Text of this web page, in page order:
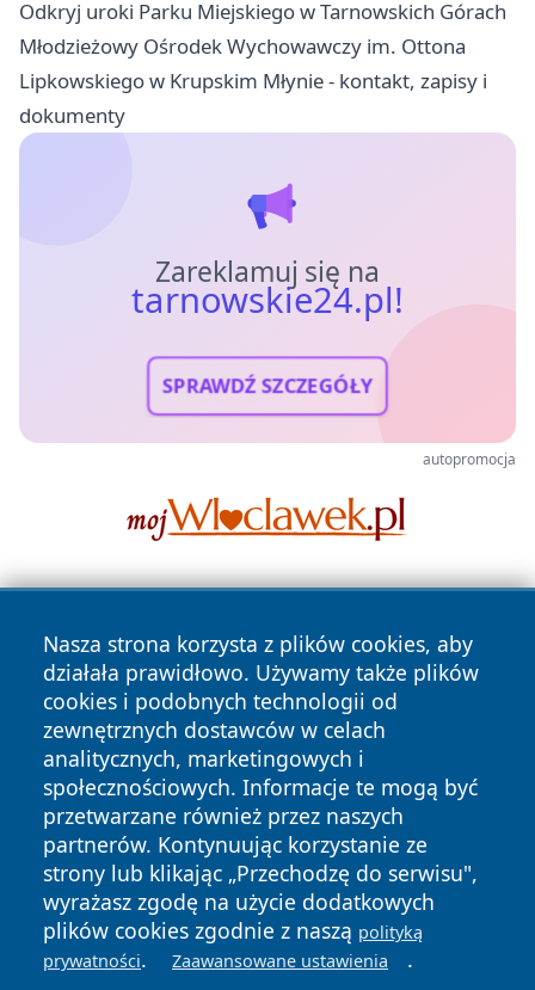
Odkryj uroki Parku Miejskiego w Tarnowskich Górach
Młodzieżowy Ośrodek Wychowawczy im. Ottona
Lipkowskiego w Krupskim Młynie - kontakt, zapisy i
dokumenty
Zareklamuj się na
tarnowskie24.pl!
SPRAWDŹ SZCZEGÓŁY
autopromocja
Nasza strona korzysta z plików cookies, aby
działała prawidłowo. Używamy także plików
cookies i podobnych technologii od
zewnętrznych dostawców w celach
analitycznych, marketingowych i
społecznościowych. Informacje te mogą być
przetwarzane również przez naszych
partnerów. Kontynuując korzystanie ze
strony lub klikając „Przechodzę do serwisu",
wyrażasz zgodę na użycie dodatkowych
plików cookies zgodnie z naszą polityką
prywatności. Zaawansowane ustawienia .
Copyright © 2026 tarnowskie24.pl Wszystkie prawa
zastrzeżone.
News Autorzy
Polityka
Prywatności
Polityka
Cookies